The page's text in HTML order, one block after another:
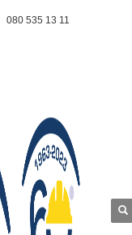
080 535 13 11